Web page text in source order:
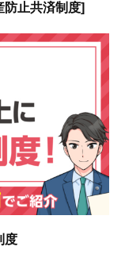
止共済制度]
度